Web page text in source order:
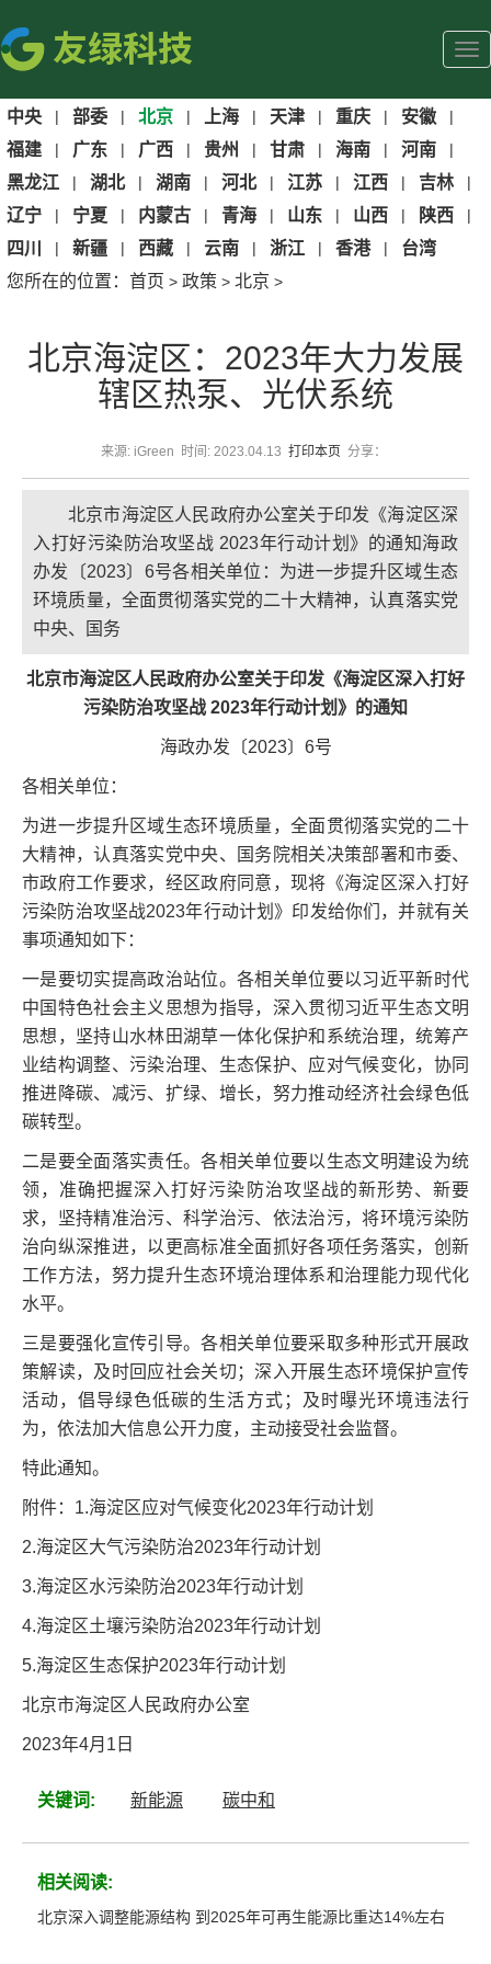
中央 | 部委 | 北京 | 上海 | 天津 | 重庆 | 安徽 |
福建 | 广东 | 广西 | 贵州 | 甘肃 | 海南 | 河南 |
黑龙江 | 湖北 | 湖南 | 河北 | 江苏 | 江西 | 吉林 |
辽宁 | 宁夏 | 内蒙古 | 青海 | 山东 | 山西 | 陕西 |
四川 | 新疆 | 西藏 | 云南 | 浙江 | 香港 |
台湾
您所在的位置： 首页 > 政策 > 北京 >
北京海淀区：2023年大力发展
辖区热泵、光伏系统
来源: iGreen 时间: 2023.04.13 打印本页分享：
北京市海淀区人民政府办公室关于印发《海淀区深
入打好污染防治攻坚战 2023年行动计划》的通知海政
办发〔2023〕6号各相关单位：为进一步提升区域生态
环境质量，全面贯彻落实党的二十大精神，认真落实党
中央、国务
北京市海淀区人民政府办公室关于印发《海淀区深入打好
污染防治攻坚战 2023年行动计划》的通知
海政办发〔2023〕6号
各相关单位：
为进一步提升区域生态环境质量，全面贯彻落实党的二十
大精神，认真落实党中央、国务院相关决策部署和市委、
市政府工作要求，经区政府同意，现将《海淀区深入打好
污染防治攻坚战2023年行动计划》印发给你们，并就有关
事项通知如下：
一是要切实提高政治站位。各相关单位要以习近平新时代
中国特色社会主义思想为指导，深入贯彻习近平生态文明
思想，坚持山水林田湖草一体化保护和系统治理，统筹产
业结构调整、污染治理、生态保护、应对气候变化，协同
推进降碳、减污、扩绿、增长，努力推动经济社会绿色低
碳转型。
二是要全面落实责任。各相关单位要以生态文明建设为统
领，准确把握深入打好污染防治攻坚战的新形势、新要
求，坚持精准治污、科学治污、依法治污，将环境污染防
治向纵深推进，以更高标准全面抓好各项任务落实，创新
工作方法，努力提升生态环境治理体系和治理能力现代化
水平。
三是要强化宣传引导。各相关单位要采取多种形式开展政
策解读，及时回应社会关切；深入开展生态环境保护宣传
活动，倡导绿色低碳的生活方式；及时曝光环境违法行
为，依法加大信息公开力度，主动接受社会监督。
特此通知。
附件：1.海淀区应对气候变化2023年行动计划
2.海淀区大气污染防治2023年行动计划
3.海淀区水污染防治2023年行动计划
4.海淀区土壤污染防治2023年行动计划
5.海淀区生态保护2023年行动计划
北京市海淀区人民政府办公室
2023年4月1日
关键词: 新能源 碳中和
相关阅读:
北京深入调整能源结构 到2025年可再生能源比重达14%左右